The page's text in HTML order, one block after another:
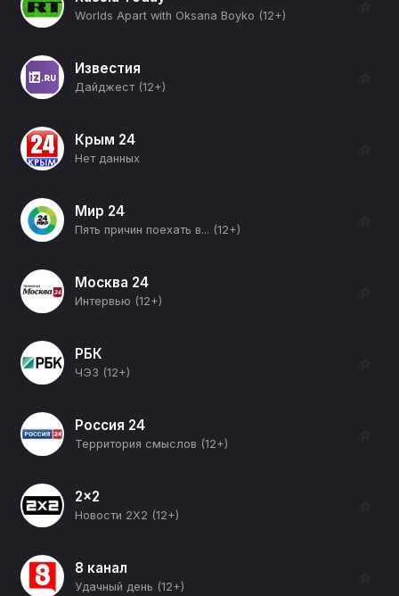
Worlds Apart with Oksana Boyko (12+)
☆
Известия
Дайджест (12+)
☆
Крым 24
Нет данных
☆
Мир 24
Пять причин поехать в... (12+)
☆
Москва 24
Интервью (12+)
☆
РБК
ЧЭЗ (12+)
☆
Россия 24
Территория смыслов (12+)
☆
2x2
Новости 2Х2 (12+)
☆
8 канал
Удачный день (12+)
☆